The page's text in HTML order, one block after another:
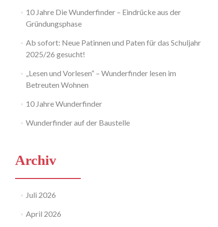
10 Jahre Die Wunderfinder – Eindrücke aus der
Gründungsphase
Ab sofort: Neue Patinnen und Paten für das Schuljahr
2025/26 gesucht!
„Lesen und Vorlesen“ – Wunderfinder lesen im
Betreuten Wohnen
10 Jahre Wunderfinder
Wunderfinder auf der Baustelle
Archiv
Juli 2026
April 2026